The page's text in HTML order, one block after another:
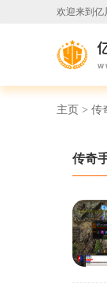
欢迎来到亿
主页 > 传
传奇